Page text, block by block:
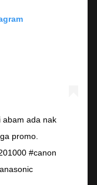
abam ada nak
promo.
#canon